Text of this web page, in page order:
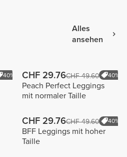
Alles
ansehen
40% CHF 29.76CHF 49.60 40%
Peach Perfect Leggings
mit normaler Taille
CHF 29.76CHF 49.60 40%
BFF Leggings mit hoher
Taille